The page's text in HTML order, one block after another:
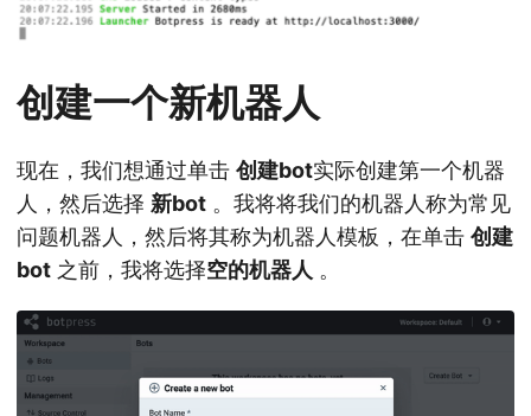
创建一个新机器人
现在，我们想通过单击 创建bot实际创建第一个机器
人，然后选择 新bot 。我将将我们的机器人称为常见
问题机器人，然后将其称为机器人模板，在单击 创建
bot 之前，我将选择空的机器人 。